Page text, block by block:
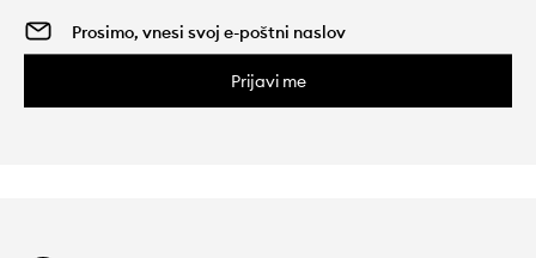
Prijavi me